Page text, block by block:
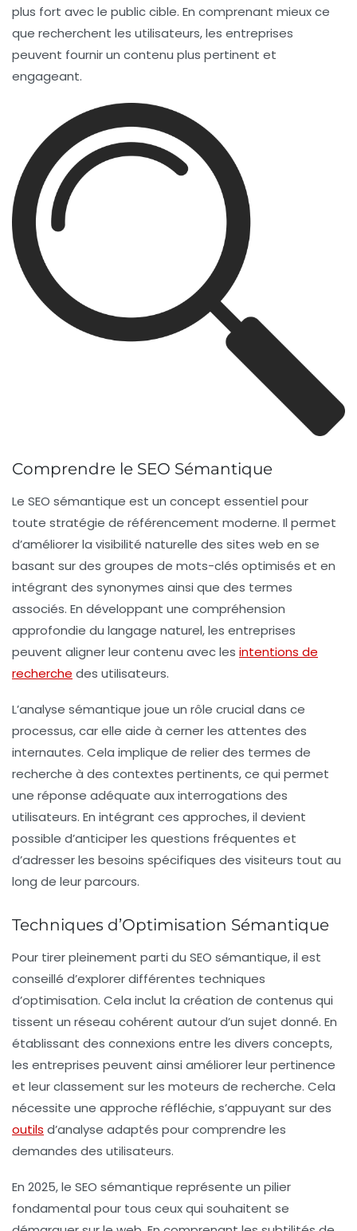
plus fort avec le public cible. En comprenant mieux ce
que recherchent les utilisateurs, les entreprises
peuvent fournir un contenu plus pertinent et
engageant.
Comprendre le SEO Sémantique
Le SEO sémantique est un concept essentiel pour
toute stratégie de référencement moderne. Il permet
d’améliorer la visibilité naturelle des sites web en se
basant sur des groupes de mots-clés optimisés et en
intégrant des synonymes ainsi que des termes
associés. En développant une compréhension
approfondie du langage naturel, les entreprises
peuvent aligner leur contenu avec les intentions de
recherche des utilisateurs.
L’analyse sémantique joue un rôle crucial dans ce
processus, car elle aide à cerner les attentes des
internautes. Cela implique de relier des termes de
recherche à des contextes pertinents, ce qui permet
une réponse adéquate aux interrogations des
utilisateurs. En intégrant ces approches, il devient
possible d’anticiper les questions fréquentes et
d’adresser les besoins spécifiques des visiteurs tout au
long de leur parcours.
Techniques d’Optimisation Sémantique
Pour tirer pleinement parti du SEO sémantique, il est
conseillé d’explorer différentes techniques
d’optimisation. Cela inclut la création de contenus qui
tissent un réseau cohérent autour d’un sujet donné. En
établissant des connexions entre les divers concepts,
les entreprises peuvent ainsi améliorer leur pertinence
et leur classement sur les moteurs de recherche. Cela
nécessite une approche réfléchie, s’appuyant sur des
outils d’analyse adaptés pour comprendre les
demandes des utilisateurs.
En 2025, le SEO sémantique représente un pilier
fondamental pour tous ceux qui souhaitent se